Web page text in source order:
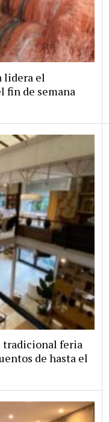
lidera el
fin de semana
tradicional feria
de hasta el